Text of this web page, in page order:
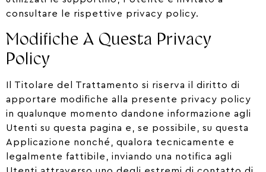
consultare le rispettive privacy policy.
Modifiche A Questa Privacy
Policy
Il Titolare del Trattamento si riserva il diritto di
apportare modifiche alla presente privacy policy
in qualunque momento dandone informazione agli
Utenti su questa pagina e, se possibile, su questa
Applicazione nonché, qualora tecnicamente e
legalmente fattibile, inviando una notifica agli